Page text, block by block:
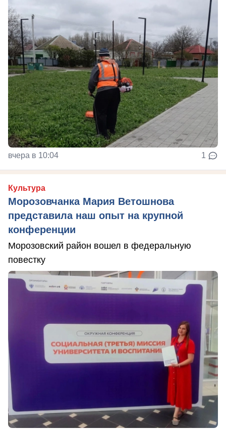
вчера в 10:04 1
Культура
Морозовчанка Мария Ветошнова
представила наш опыт на крупной
конференции
Морозовский район вошел в федеральную
повестку